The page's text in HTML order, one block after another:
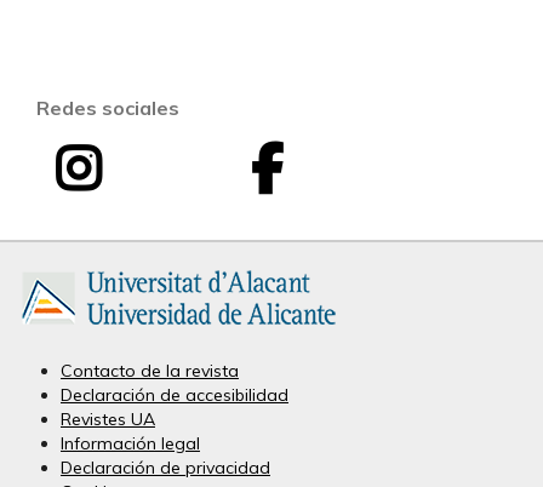
Redes sociales
I
s
t
a
g
r
n
v
e
s
t
F
c
e
o
Contacto de la revista
Declaración de accesibilidad
Revistes UA
Información legal
Declaración de privacidad